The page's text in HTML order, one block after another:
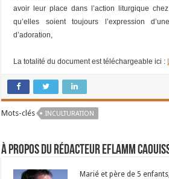
avoir leur place dans l’action liturgique
qu’elles soient toujours l’expression
d’adoration,
La totalité du document est téléchargeable ici :
Mots-clés INCULTURATION
À propos du rédacteur Eflamm
Marié et père de 5